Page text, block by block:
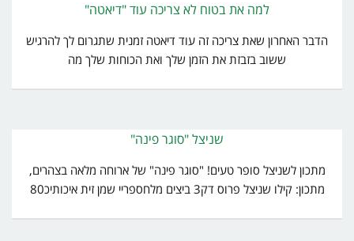
למה את בטוח לא צריכה עוד "דיאטה"
הדבר האחרון שאת צריכה זה עוד דיאטה זמנית שתגרום לך להרגיש
ששוב בזבזת את הזמן שלך ואת הכוחות שלך מה
שניצל "סוגר פינה"
מתכון לשניצל סופר טעים! "סוגר פינה" של ארוחה מלאה בצהרים,
מתכון: קילו שניצל פרוס דק3 ביצים מלחספריי שמן זית איכותיכ80